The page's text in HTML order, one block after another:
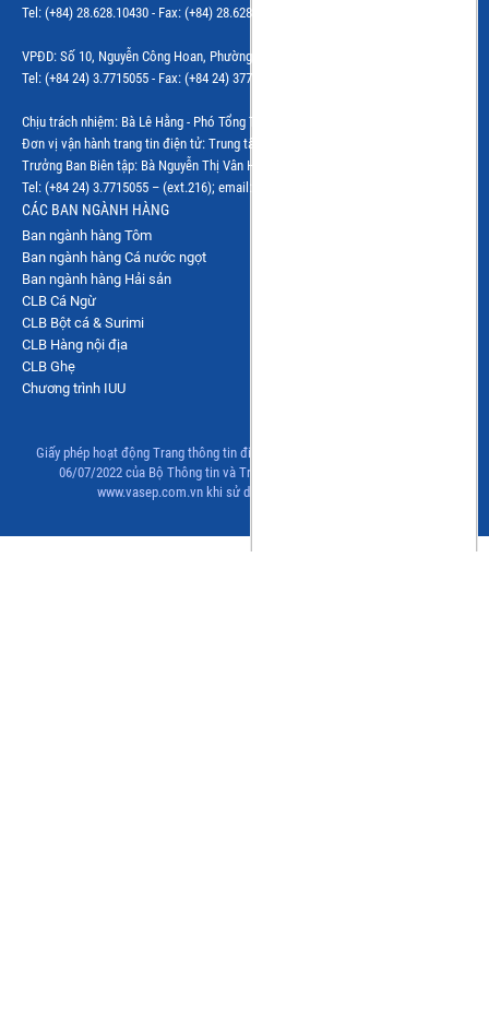
Tel: (+84) 28.628.10430 - Fax: (+84) 28.628.10437 - Email: vphcm@vasep.com.vn
VPĐD: Số 10, Nguyễn Công Hoan, Phường Giảng Võ, Hà Nội
Tel: (+84 24) 3.7715055 - Fax: (+84 24) 37715084 - Email: vasephn@vasep.com.vn
Chịu trách nhiệm: Bà Lê Hằng - Phó Tổng Thư ký Hiệp hội
Đơn vị vận hành trang tin điện tử: Trung tâm VASEP.PRO
Trưởng Ban Biên tập: Bà Nguyễn Thị Vân Hà
Tel: (+84 24) 3.7715055 – (ext.216); email: vanha@vasep.com.vn
CÁC BAN NGÀNH HÀNG
Ban ngành hàng Tôm
Ban ngành hàng Cá nước ngọt
Ban ngành hàng Hải sản
CLB Cá Ngừ
CLB Bột cá & Surimi
CLB Hàng nội địa
CLB Ghẹ
Chương trình IUU
Giấy phép hoạt động Trang thông tin điện tử tổng hợp số 83/GP-TTĐT, ngày
06/07/2022 của Bộ Thông tin và Truyền thông. Đề nghị ghi rõ nguồn
www.vasep.com.vn khi sử dụng thông tin từ trang này.